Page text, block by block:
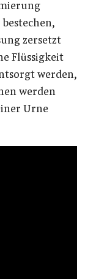
zersetzt
Flüssigkeit
werden,
werden
Urne